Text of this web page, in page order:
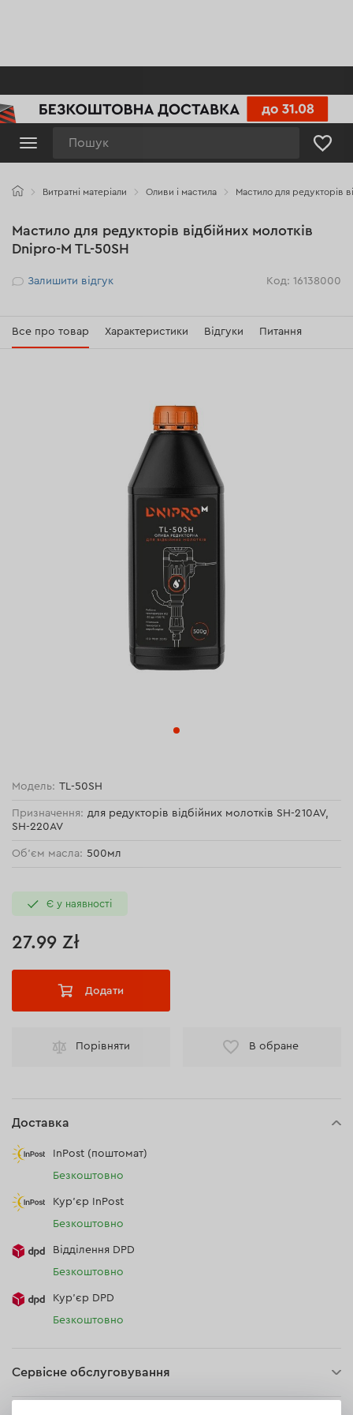
Витратні матеріали Оливи і мастила Мастило для редукторів
Мастило для редукторів відбійних молотків
Dnipro-M TL-50SH
Рейтинг
Залишити відгук Код: 16138000
Все про товар Характеристики Відгуки Питання
Модель: TL-50SH
Призначення: для редукторів відбійних молотків SH-210AV,
SH-220AV
Об'єм масла: 500мл
Є у наявності
27.99 Zł
Додати
Порівняти В обране
Доставка
InPost (поштомат)
Безкоштовно
Кур'єр InPost
Безкоштовно
Відділення DPD
Безкоштовно
Кур’єр DPD
Безкоштовно
Сервісне обслуговування
30 днів на повернення